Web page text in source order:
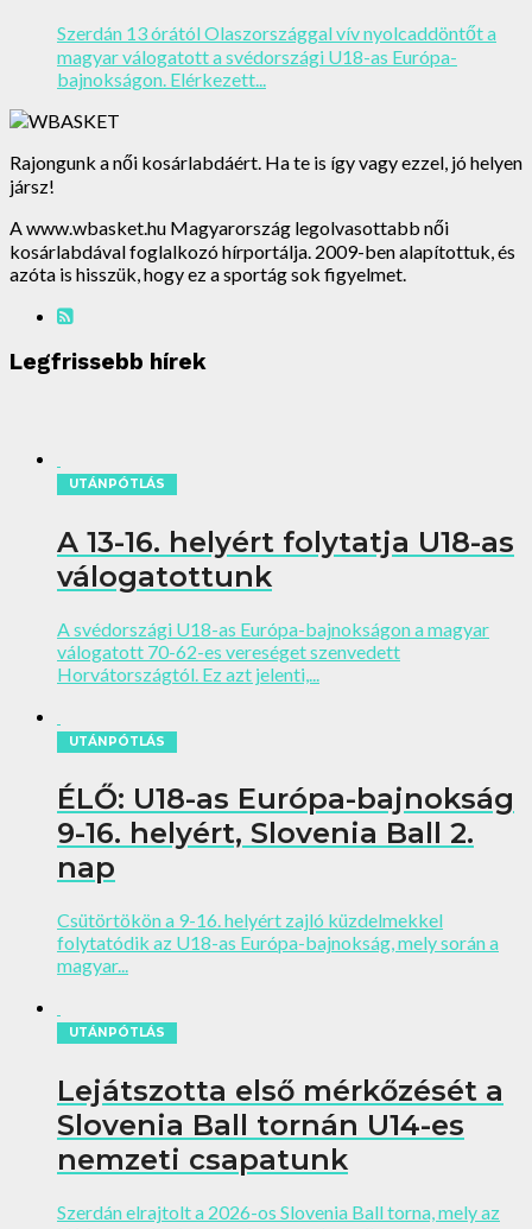
Szerdán 13 órától Olaszországgal vív nyolcaddöntőt a
magyar válogatott a svédországi U18-as Európa-
bajnokságon. Elérkezett...
Rajongunk a női kosárlabdáért. Ha te is így vagy ezzel, jó helyen
jársz!
A www.wbasket.hu Magyarország legolvasottabb női
kosárlabdával foglalkozó hírportálja. 2009-ben alapítottuk, és
azóta is hisszük, hogy ez a sportág sok figyelmet.
Legfrissebb hírek
UTÁNPÓTLÁS
A 13-16. helyért folytatja U18-as
válogatottunk
A svédországi U18-as Európa-bajnokságon a magyar
válogatott 70-62-es vereséget szenvedett
Horvátországtól. Ez azt jelenti,...
UTÁNPÓTLÁS
ÉLŐ: U18-as Európa-bajnokság
9-16. helyért, Slovenia Ball 2.
nap
Csütörtökön a 9-16. helyért zajló küzdelmekkel
folytatódik az U18-as Európa-bajnokság, mely során a
magyar...
UTÁNPÓTLÁS
Lejátszotta első mérkőzését a
Slovenia Ball tornán U14-es
nemzeti csapatunk
Szerdán elrajtolt a 2026-os Slovenia Ball torna, mely az